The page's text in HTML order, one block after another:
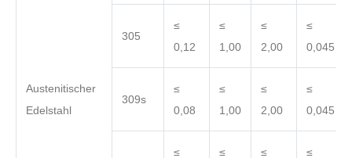
Austenitischer
Edelstahl
305
≤
0,12
≤
1,00
≤
2,00
≤
0,045
309s
≤
0,08
≤
1,00
≤
2,00
≤
0,045
≤
≤
≤
≤